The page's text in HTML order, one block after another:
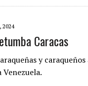
2024
Caracas
y